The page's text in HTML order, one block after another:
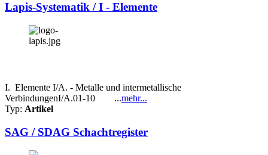
Lapis-Systematik / I - Elemente
I. Elemente I/A. - Metalle und intermetallische
VerbindungenI/A.01-10 ...mehr...
Typ: Artikel
SAG / SDAG Schachtregister